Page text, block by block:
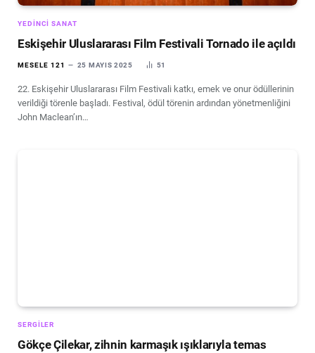
YEDINCI SANAT
Eskişehir Uluslararası Film Festivali Tornado ile açıldı
MESELE 121 25 MAYIS 2025 51
22. Eskişehir Uluslararası Film Festivali katkı, emek ve onur ödüllerinin
verildiği törenle başladı. Festival, ödül törenin ardından yönetmenliğini
John Maclean’ın…
SERGILER
Gökçe Çilekar, zihnin karmaşık ışıklarıyla temas